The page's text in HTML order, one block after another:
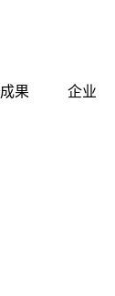
成果 企业